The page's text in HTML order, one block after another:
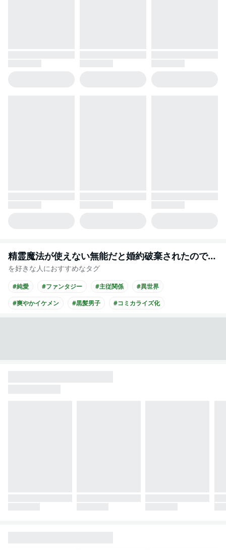
精霊魔法が使えない無能だと婚約破棄されたので、義妹の奴隷になるより追放を選びました
を好きな人におすすめなタグ
#純愛 #ファンタジー #主従関係
#異世界
#爽やかイケメン
#黒髪男子 #コミカライズ化